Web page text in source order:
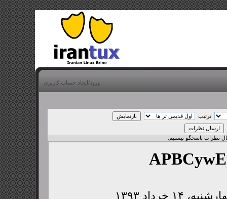
ورود/ایجاد حساب کاربری
ترتیب
نظرات پاسخگو نیستیم.